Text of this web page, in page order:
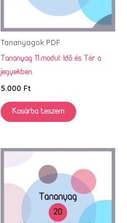
Tananyagok PDF
Tananyag 11.modul: Idő és Tér a
jegyekben
5.000 Ft
Kosárba teszem